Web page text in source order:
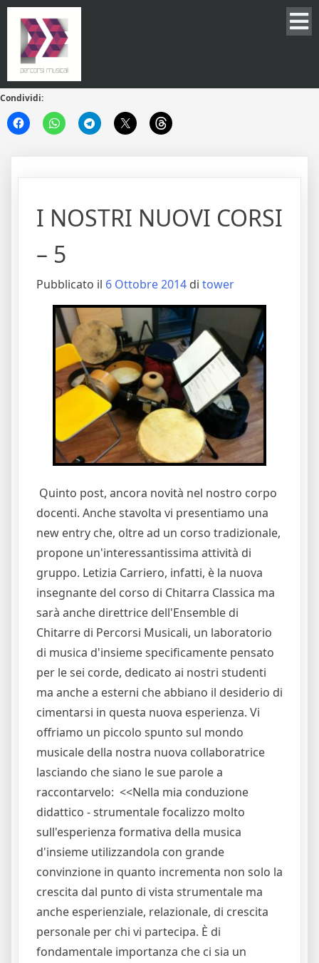
Condividi:
I NOSTRI NUOVI CORSI
– 5
Pubblicato il 6 Ottobre 2014 di tower
Quinto post, ancora novità nel nostro corpo
docenti. Anche stavolta vi presentiamo una
new entry che, oltre ad un corso tradizionale,
propone un'interessantissima attività di
gruppo. Letizia Carriero, infatti, è la nuova
insegnante del corso di Chitarra Classica ma
sarà anche direttrice dell'Ensemble di
Chitarre di Percorsi Musicali, un laboratorio
di musica d'insieme specificamente pensato
per le sei corde, dedicato ai nostri studenti
ma anche a esterni che abbiano il desiderio di
cimentarsi in questa nuova esperienza. Vi
offriamo un piccolo spunto sul mondo
musicale della nostra nuova collaboratrice
lasciando che siano le sue parole a
raccontarvelo: <<Nella mia conduzione
didattico - strumentale focalizzo molto
sull'esperienza formativa della musica
d'insieme utilizzandola con grande
convinzione in quanto incrementa non solo la
crescita dal punto di vista strumentale ma
anche esperienziale, relazionale, di crescita
personale per chi vi partecipa. È di
fondamentale importanza che ci sia un